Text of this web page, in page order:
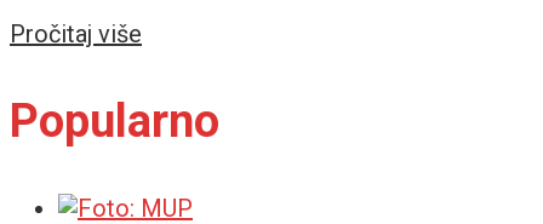
Pročitaj više
Popularno